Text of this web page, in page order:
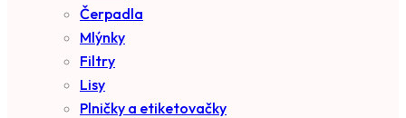
Čerpadla
Mlýnky
Filtry
Lisy
Plničky a etiketovačky